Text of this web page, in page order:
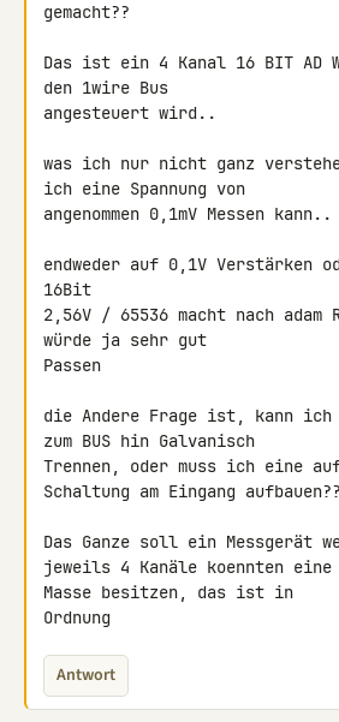
gemacht??
Das ist ein 4 Kanal 16 BIT AD
den 1wire Bus
angesteuert wird..
was ich nur nicht ganz
ich eine Spannung von
angenommen 0,1mV Messen kann..
endweder auf 0,1V Verstärken
16Bit
2,56V / 65536 macht nach adam
würde ja sehr gut
Passen
die Andere Frage ist, kann ich
zum BUS hin Galvanisch
Trennen, oder muss ich eine
Schaltung am Eingang aufbauen??
Das Ganze soll ein Messgerät
jeweils 4 Kanäle koennten eine
Masse besitzen, das ist in
Ordnung
Antwort